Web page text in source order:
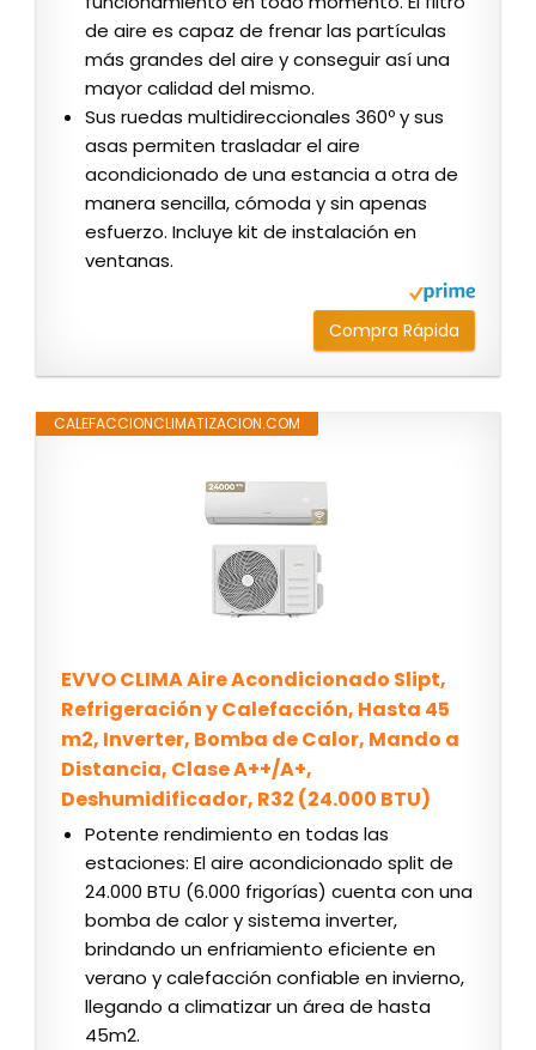
de aire es capaz de frenar las partículas
más grandes del aire y conseguir así una
mayor calidad del mismo.
Sus ruedas multidireccionales 360º y sus
asas permiten trasladar el aire
acondicionado de una estancia a otra de
manera sencilla, cómoda y sin apenas
esfuerzo. Incluye kit de instalación en
ventanas.
Compra Rápida
CALEFACCIONCLIMATIZACION.COM
EVVO CLIMA Aire Acondicionado Slipt,
Refrigeración y Calefacción, Hasta 45
m2, Inverter, Bomba de Calor, Mando a
Distancia, Clase A++/A+,
Deshumidificador, R32 (24.000 BTU)
Potente rendimiento en todas las
estaciones: El aire acondicionado split de
24.000 BTU (6.000 frigorías) cuenta con una
bomba de calor y sistema inverter,
brindando un enfriamiento eficiente en
verano y calefacción confiable en invierno,
llegando a climatizar un área de hasta
45m2.